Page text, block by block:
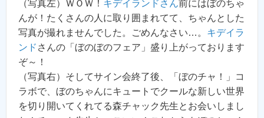
（写真左）ＷＯＷ！ キデイランドさん前にはぼのちゃ
んが！たくさんの人に取り囲まれてて、ちゃんとした
写真が撮れませんでした。ごめんなさい…。 キデイラ
ンド さんの「ぼのぼのフェア」盛り上がっております
ぞ～！
（写真右）そしてサイン会終了後、「ぼのチャ！」コ
ラボで、ぼのちゃんにキュートでクールな新しい世界
を切り開いてくれてる森チャック先生とお会いしまし